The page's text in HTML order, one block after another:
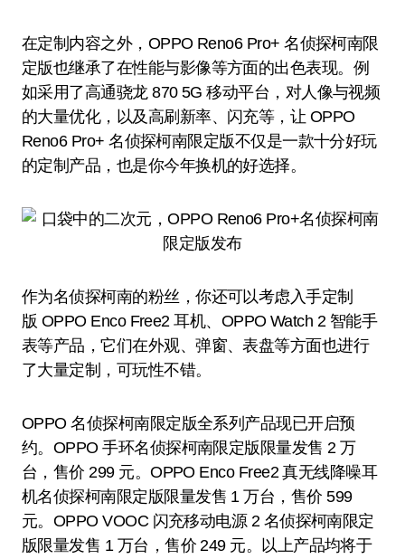
在定制内容之外，OPPO Reno6 Pro+ 名侦探柯南限
定版也继承了在性能与影像等方面的出色表现。例
如采用了高通骁龙 870 5G 移动平台，对人像与视频
的大量优化，以及高刷新率、闪充等，让 OPPO
Reno6 Pro+ 名侦探柯南限定版不仅是一款十分好玩
的定制产品，也是你今年换机的好选择。
作为名侦探柯南的粉丝，你还可以考虑入手定制
版 OPPO Enco Free2 耳机、OPPO Watch 2 智能手
表等产品，它们在外观、弹窗、表盘等方面也进行
了大量定制，可玩性不错。
OPPO 名侦探柯南限定版全系列产品现已开启预
约。OPPO 手环名侦探柯南限定版限量发售 2 万
台，售价 299 元。OPPO Enco Free2 真无线降噪耳
机名侦探柯南限定版限量发售 1 万台，售价 599
元。OPPO VOOC 闪充移动电源 2 名侦探柯南限定
版限量发售 1 万台，售价 249 元。以上产品均将于